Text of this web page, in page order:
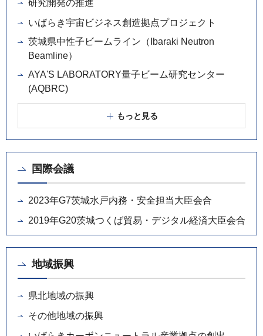
研究開発の推進
いばらき宇宙ビジネス創造拠点プロジェクト
茨城県中性子ビームライン（Ibaraki Neutron
Beamline）
AYA'S LABORATORY量子ビーム研究センター
(AQBRC)
もっと見る
国際会議
2023年G7茨城水戸内務・安全担当大臣会合
2019年G20茨城つくば貿易・デジタル経済大臣会合
地域振興
県北地域の振興
その他地域の振興